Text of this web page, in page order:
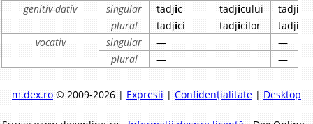
genitiv-dativ
singular tadjic tadjicului tadji
plural
tadjici tadjicilor tadji
vocativ
singular —
—
plural
— —
m.dex.ro© 2009-2026 | Expresii | Confidențialitate| Desktop